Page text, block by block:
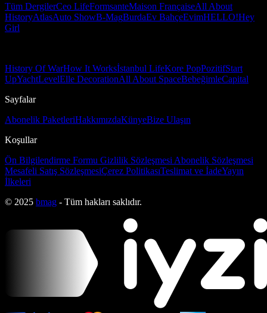
Tüm DergilerCeo LifeFormsanteMaison FrançaiseAll About
HistoryAtlasAuto ShowB-MagBurdaEv BahçeEvimHELLO!Hey
Girl
History Of WarHow It Worksİstanbul LifeKore PopPozitifStart
UpYachtLevelElle DecorationAll About SpaceBebeğimleCapital
Sayfalar
Abonelik PaketleriHakkımızdaKünyeBize Ulaşın
Koşullar
Ön Bilgilendirme Formu Gizlilik Sözleşmesi Abonelik Sözleşmesi
Mesafeli Satış SözleşmesiÇerez PolitikasıTeslimat ve İadeYayın
İlkeleri
© 2025 bmag - Tüm hakları saklıdır.